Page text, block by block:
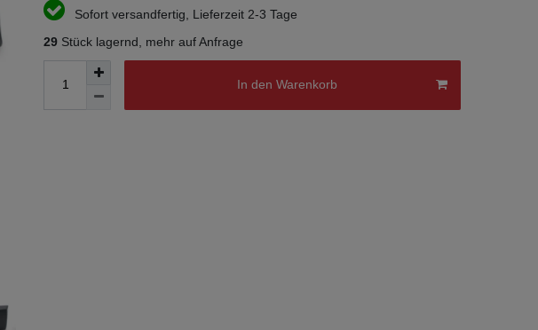
Sofort versandfertig, Lieferzeit 2-3 Tage
29 Stück lagernd, mehr auf Anfrage
In den Warenkorb